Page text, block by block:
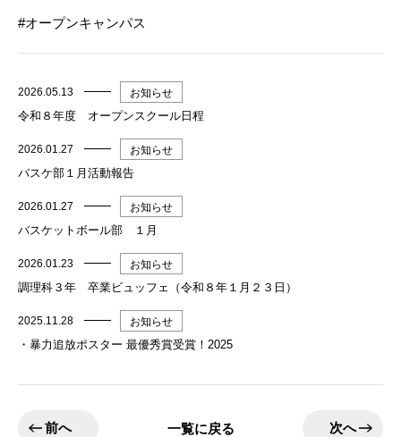
オープンキャンパス
2026.05.13 お知らせ
令和８年度 オープンスクール日程
2026.01.27 お知らせ
バスケ部１月活動報告
2026.01.27 お知らせ
バスケットボール部 １月
2026.01.23 お知らせ
調理科３年 卒業ビュッフェ（令和８年１月２３日）
2025.11.28 お知らせ
・暴力追放ポスター 最優秀賞受賞！2025
前へ 一覧に戻る 次へ